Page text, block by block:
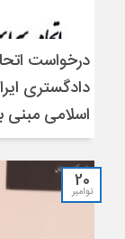
درخواست
دادگستری
اسلامی
20
نوامبر